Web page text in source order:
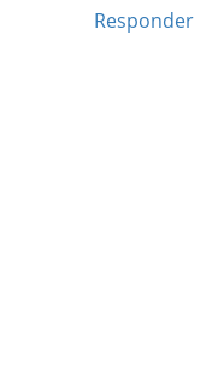
Responder